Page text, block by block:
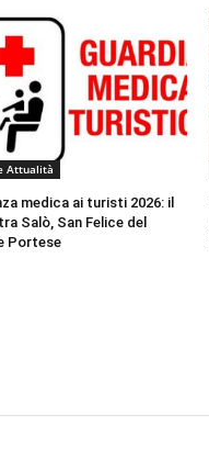
Attualità
medica ai turisti 2026: il
Salò, San Felice del
Portese